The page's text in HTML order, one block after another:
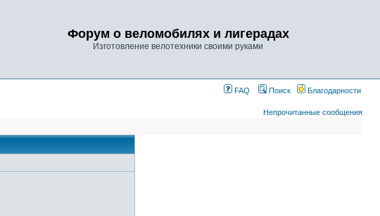
Форум о веломобилях и лигерадах
Изготовление велотехники своими руками
FAQ Поиск Благодарности
Непрочитанные сообщения